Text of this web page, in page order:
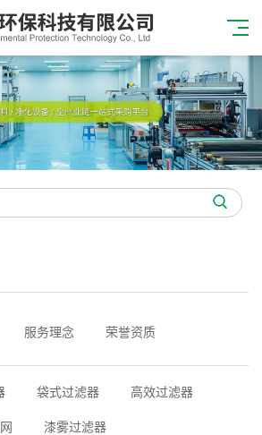
服务理念 荣誉资质
袋式过滤器 高效过滤器
漆雾过滤器